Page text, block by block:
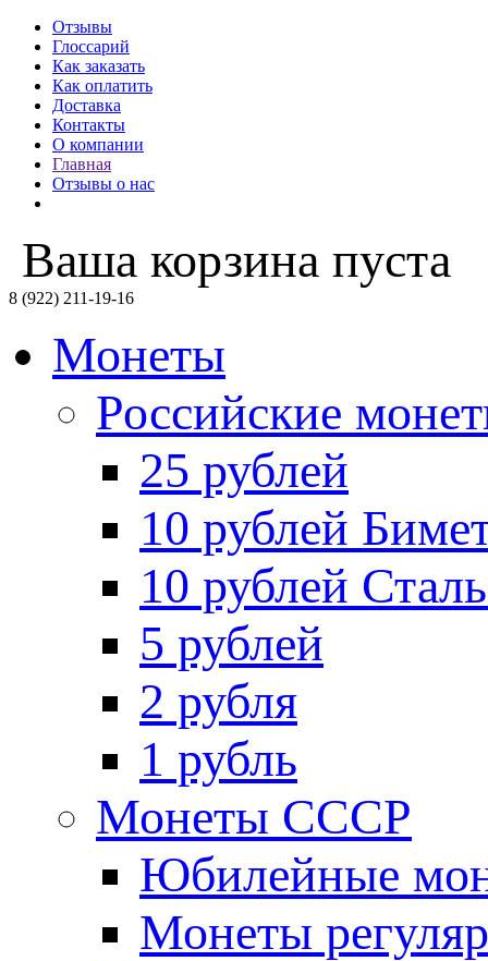
Отзывы
Глоссарий
Как заказать
Как оплатить
Доставка
Контакты
О компании
Главная
Отзывы о нас
Ваша корзина пуста
8 (922) 211-19-16
Монеты
Российские
25 рублей
10 рублей
10 рублей
5 рублей
2 рубля
1 рубль
Монеты СССР
Юбилейные
Монеты